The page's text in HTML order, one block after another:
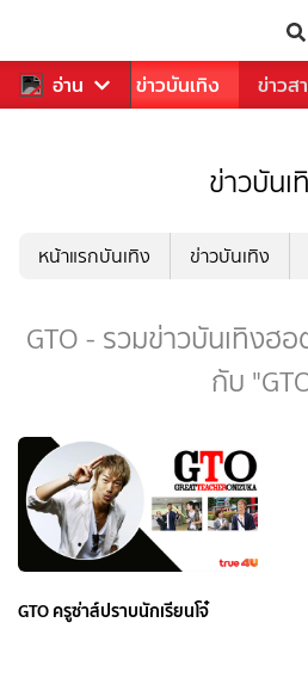
อ่าน
ฬา ข่าว ข่าวบันเทิง ข่าวส
ข่าวบันเ
หน้าแรกบันเทิง ข่าวบันเทิง
GTO - รวมข่าวบันเทิงฮ
กับ
GTO ครูซ่าส์ปราบนักเรียนโจ๋